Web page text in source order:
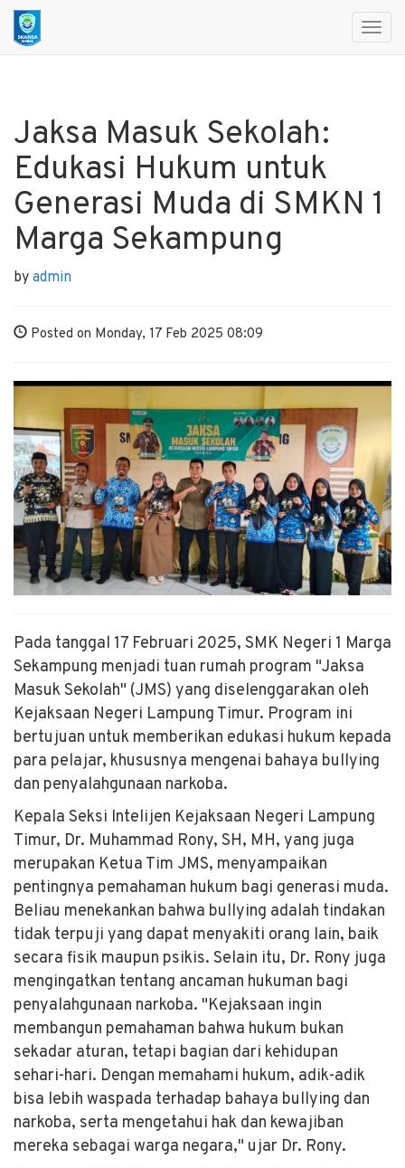
Jaksa Masuk Sekolah:
Edukasi Hukum untuk
Generasi Muda di SMKN 1
Marga Sekampung
by admin
Posted on Monday, 17 Feb 2025 08:09
Pada tanggal 17 Februari 2025, SMK Negeri 1 Marga
Sekampung menjadi tuan rumah program "Jaksa
Masuk Sekolah" (JMS) yang diselenggarakan oleh
Kejaksaan Negeri Lampung Timur. Program ini
bertujuan untuk memberikan edukasi hukum kepada
para pelajar, khususnya mengenai bahaya bullying
dan penyalahgunaan narkoba.
Kepala Seksi Intelijen Kejaksaan Negeri Lampung
Timur, Dr. Muhammad Rony, SH, MH, yang juga
merupakan Ketua Tim JMS, menyampaikan
pentingnya pemahaman hukum bagi generasi muda.
Beliau menekankan bahwa bullying adalah tindakan
tidak terpuji yang dapat menyakiti orang lain, baik
secara fisik maupun psikis. Selain itu, Dr. Rony juga
mengingatkan tentang ancaman hukuman bagi
penyalahgunaan narkoba. "Kejaksaan ingin
membangun pemahaman bahwa hukum bukan
sekadar aturan, tetapi bagian dari kehidupan
sehari-hari. Dengan memahami hukum, adik-adik
bisa lebih waspada terhadap bahaya bullying dan
narkoba, serta mengetahui hak dan kewajiban
mereka sebagai warga negara," ujar Dr. Rony.